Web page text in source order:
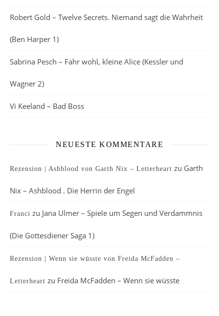
Robert Gold – Twelve Secrets. Niemand sagt die Wahrheit
(Ben Harper 1)
Sabrina Pesch – Fahr wohl, kleine Alice (Kessler und
Wagner 2)
Vi Keeland – Bad Boss
NEUESTE KOMMENTARE
Rezension | Ashblood von Garth Nix – Letterheart zu Garth
Nix – Ashblood . Die Herrin der Engel
Franci zu Jana Ulmer – Spiele um Segen und Verdammnis
(Die Gottesdiener Saga 1)
Rezension | Wenn sie wüsste von Freida McFadden –
Letterheart zu Freida McFadden – Wenn sie wüsste